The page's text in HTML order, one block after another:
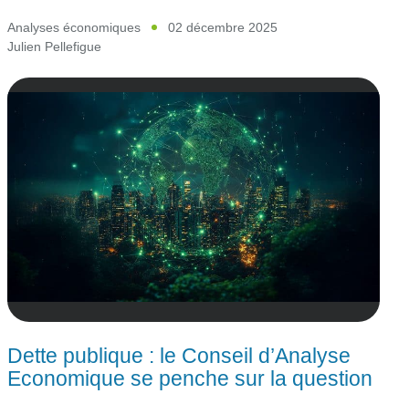
Analyses économiques
02 décembre 2025
Julien Pellefigue
Dette publique : le Conseil d’Analyse
Economique se penche sur la question